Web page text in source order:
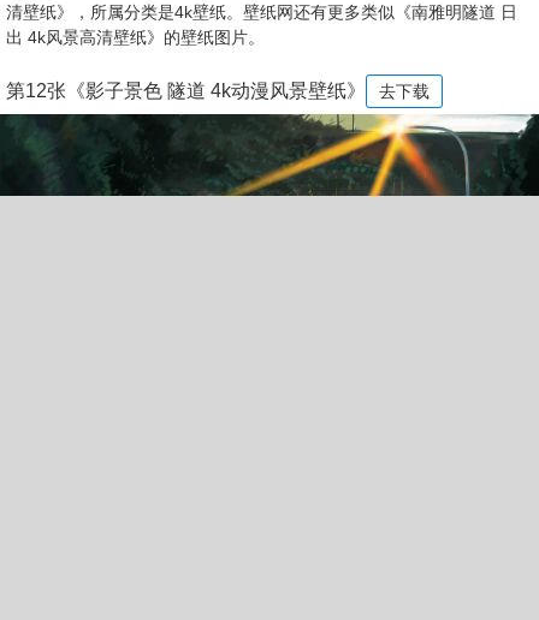
清壁纸》，所属分类是4k壁纸。壁纸网还有更多类似《南雅明隧道 日
出 4k风景高清壁纸》的壁纸图片。
第12张《影子景色 隧道 4k动漫风景壁纸》 去下载